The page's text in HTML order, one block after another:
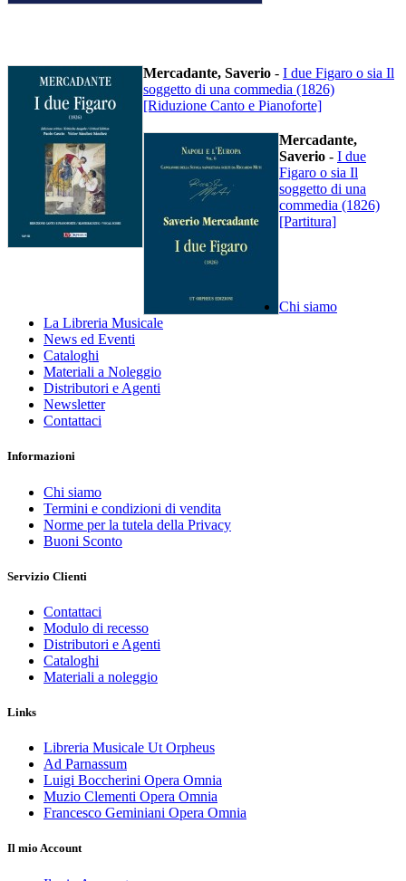
Mercadante, Saverio - I due Figaro o sia Il
soggetto di una commedia (1826)
[Riduzione Canto e Pianoforte]
Mercadante,
Saverio - I due
Figaro o sia Il
soggetto di una
commedia (1826)
[Partitura]
Chi siamo
La Libreria Musicale
News ed Eventi
Cataloghi
Materiali a Noleggio
Distributori e Agenti
Newsletter
Contattaci
Informazioni
Chi siamo
Termini e condizioni di vendita
Norme per la tutela della Privacy
Buoni Sconto
Servizio Clienti
Contattaci
Modulo di recesso
Distributori e Agenti
Cataloghi
Materiali a noleggio
Links
Libreria Musicale Ut Orpheus
Ad Parnassum
Luigi Boccherini Opera Omnia
Muzio Clementi Opera Omnia
Francesco Geminiani Opera Omnia
Il mio Account